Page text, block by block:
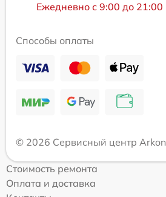
Ежедневно с 9:00 до 21:00
Способы оплаты
© 2026 Сервисный центр Arkon
Стоимость ремонта
Оплата и доставка